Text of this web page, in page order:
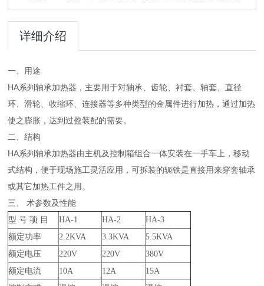
详细介绍
一、用途
HA系列轴承加热器，主要用于对轴承、齿轮、衬套、轴套、直径
环、滑轮、收缩环、连接器等多种类型的金属件进行加热，通过加热
使之膨胀，达到过盈装配的需要。
二、结构
HA系列轴承加热器由主机及控制箱组合一体安装在一手车上，移动
式结构，便于现场施工灵活应用，可拆装的轭铁是直接用来穿套轴承
或其它加热工件之用。
三、 术参数及性能
型 号 项 目 HA-1 HA-2
HA-3
额定功率
2.2KVA 3.3KVA
5.5KVA
额定电压
220V 220V
380V
额定电流
10A 12A
15A